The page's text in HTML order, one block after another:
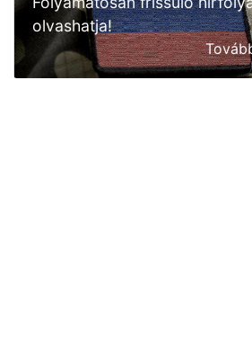
olvashatja!